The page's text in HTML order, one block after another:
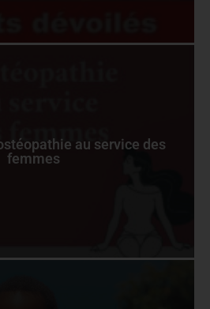
au service des
femmes